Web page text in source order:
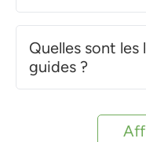
Quelles sont les
guides ?